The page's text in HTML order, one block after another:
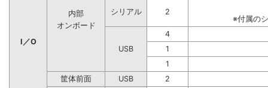
I／O
内部
オンボード
シリアル
2
※付属の
USB
4
1
1
筐体前面
USB 2